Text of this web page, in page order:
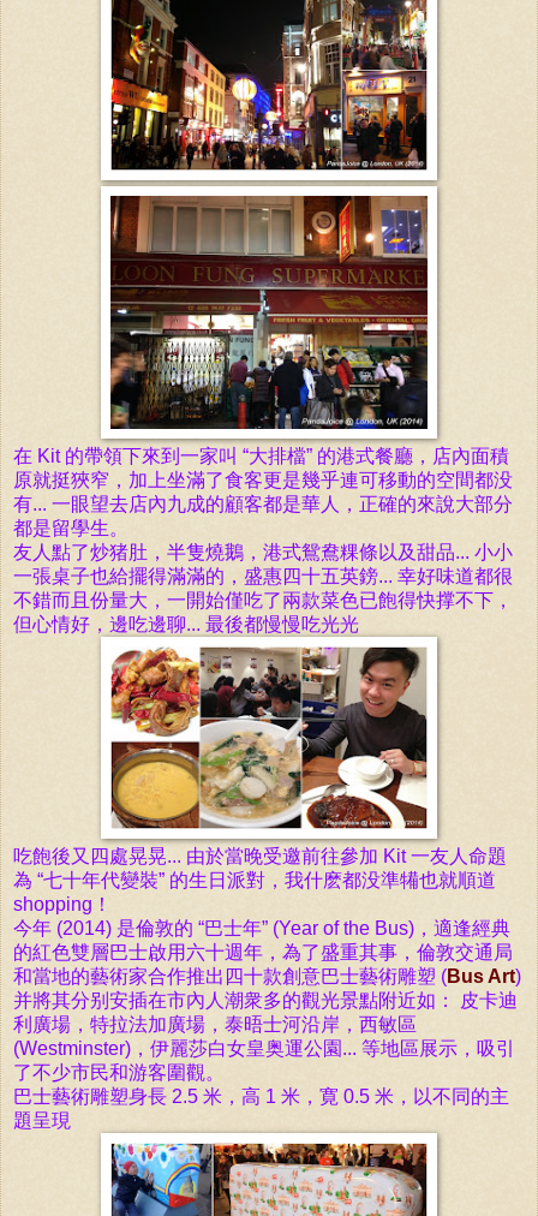
在 Kit 的帶領下來到一家叫 “大排檔” 的港式餐廳，店內面積
原就挺狹窄，加上坐滿了食客更是幾乎連可移動的空間都没
有... 一眼望去店內九成的顧客都是華人，正確的來說大部分
都是留學生。
友人點了炒猪肚，半隻燒鵝，港式鴛鴦粿條以及甜品... 小小
一張桌子也給擺得滿滿的，盛惠四十五英鎊... 幸好味道都很
不錯而且份量大，一開始僅吃了兩款菜色已飽得快撑不下，
但心情好， 邊吃邊聊... 最後都慢慢吃光光
吃飽後又四處晃晃... 由於當晚受邀前往參加 Kit 一友人命題
為 “七十年代變裝” 的生日 派對，我什麽都没準犕也就順道
shopping！
今年 (2014) 是倫敦的 “巴士年” (Year of the Bus)，適逢經典
的紅色雙層巴士啟用六十週年，為了盛重其事， 倫敦交通局
和當地的藝術家合作推出四十款創意巴士藝術雕塑 (Bus Art)
并將其分别安插在市內人潮衆多的觀光景點附近如：
皮卡迪
利 廣場，特拉法加廣場， 泰晤士河沿岸，西敏區
(Westminster)，伊麗莎白女皇奥運公園... 等地區展示，吸引
了不少市民和游客圍觀。
巴士藝術雕塑身長 2.5 米，高 1 米，寛 0.5 米，以不同的主
題呈現